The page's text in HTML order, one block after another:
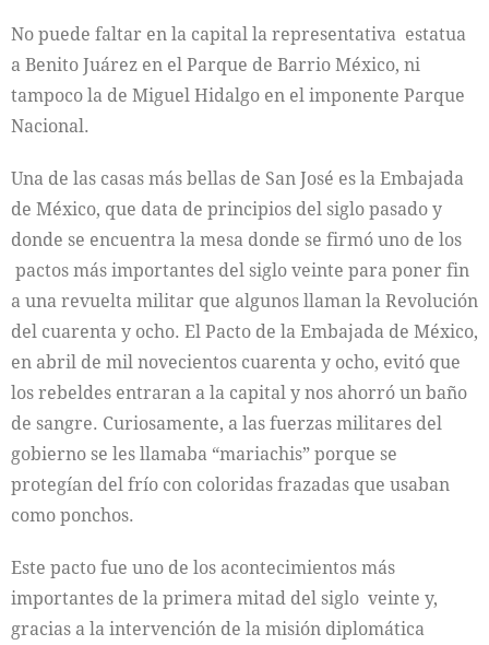
No puede faltar en la capital la representativa estatua
a Benito Juárez en el Parque de Barrio México, ni
tampoco la de Miguel Hidalgo en el imponente Parque
Nacional.
Una de las casas más bellas de San José es la Embajada
de México, que data de principios del siglo pasado y
donde se encuentra la mesa donde se firmó uno de los
pactos más importantes del siglo veinte para poner fin
a una revuelta militar que algunos llaman la Revolución
del cuarenta y ocho. El Pacto de la Embajada de México,
en abril de mil novecientos cuarenta y ocho, evitó que
los rebeldes entraran a la capital y nos ahorró un baño
de sangre. Curiosamente, a las fuerzas militares del
gobierno se les llamaba “mariachis” porque se
protegían del frío con coloridas frazadas que usaban
como ponchos.
Este pacto fue uno de los acontecimientos más
importantes de la primera mitad del siglo veinte y,
gracias a la intervención de la misión diplomática